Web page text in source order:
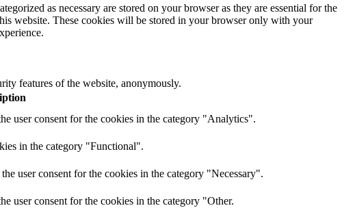
as necessary are stored on your browser as they are essential for the
website. These cookies will be stored in your browser only with your
features of the website, anonymously.
user consent for the cookies in the category "Analytics".
in the category "Functional".
user consent for the cookies in the category "Necessary".
user consent for the cookies in the category "Other.